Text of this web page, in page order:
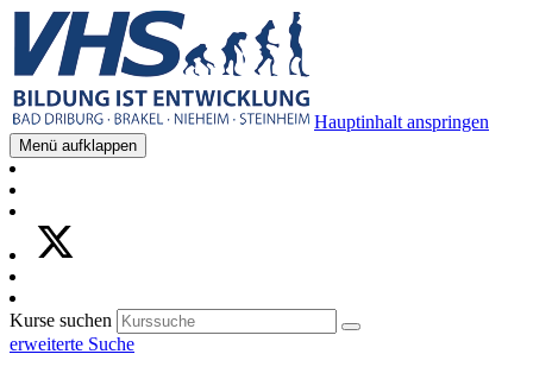
Hauptinhalt anspringen
Menü aufklappen
Kurse suchen
erweiterte Suche